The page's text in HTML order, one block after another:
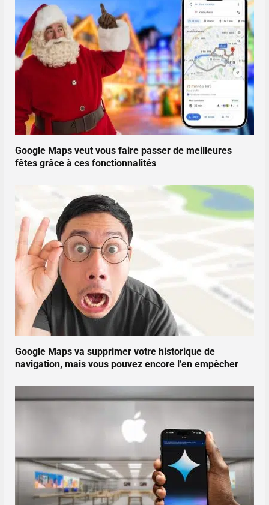
Google Maps veut vous faire passer de meilleures
fêtes grâce à ces fonctionnalités
Google Maps va supprimer votre historique de
navigation, mais vous pouvez encore l’en empêcher